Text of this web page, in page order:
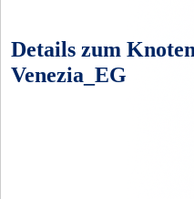
Details zum
Venezia_EG